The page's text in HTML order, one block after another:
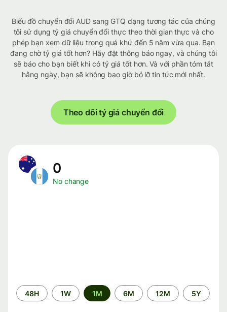
Biểu đồ chuyển đổi AUD sang GTQ dạng tương tác của chúng
tôi sử dụng tỷ giá chuyển đổi thực theo thời gian thực và cho
phép bạn xem dữ liệu trong quá khứ đến 5 năm vừa qua. Bạn
đang chờ tỷ giá tốt hơn? Hãy đặt thông báo ngay, và chúng tôi
sẽ báo cho bạn biết khi có tỷ giá tốt hơn. Và với phần tóm tắt
hằng ngày, bạn sẽ không bao giờ bỏ lỡ tin tức mới nhất.
Theo dõi tỷ giá chuyển đổi
0
No change
Time
period
48H 1W 1M 6M 12M 5Y